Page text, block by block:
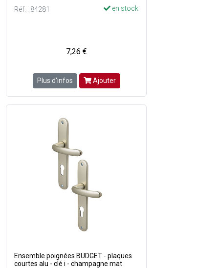
Réf. : 84281
en stock
7,26 €
Plus d'infos Ajouter
Ensemble poignées BUDGET - plaques
courtes alu - clé i - champagne mat